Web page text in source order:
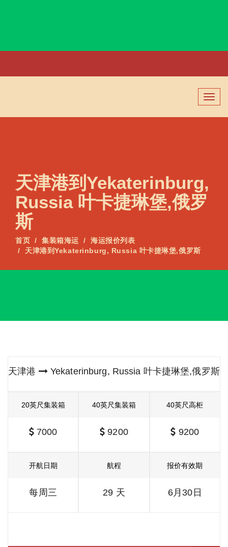
切
换
导
天津港到Yekaterinburg,
Russia 叶卡捷琳堡,俄罗
斯
首页 集装箱海运
海运报价列表
天津港到Yekaterinburg, Russia 叶卡捷琳堡,俄罗斯
天津港 Yekaterinburg, Russia 叶卡捷琳堡,俄罗斯
20英尺集装箱
7000
40英尺集装箱
9200
40英尺高柜
9200
开航日期
每周三
航程
29 天
报价有效期
6月30日